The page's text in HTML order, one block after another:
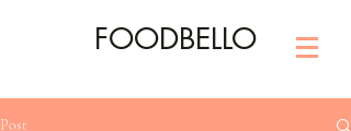
FOODBELLO
Post